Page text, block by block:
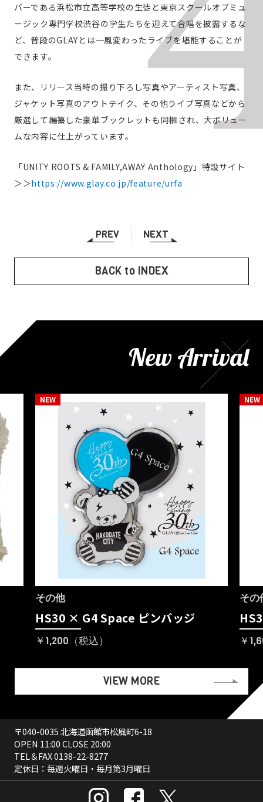
バーである浜松市立高等学校の生徒と東京スクールオブミュ
ージック専門学校渋谷の学生たちを迎えて合唱を披露するな
ど、普段のGLAYとは一風変わったライブを堪能することが
できます。
また、リリース当時の撮り下ろし写真やアーティスト写真、
ジャケット写真のアウトテイク、その他ライブ写真などから
厳選して編纂した豪華ブックレットも同梱され、大ボリュー
ムな内容に仕上がっています。
「UNITY ROOTS & FAMILY,AWAY Anthology」特設サイト
＞＞https://www.glay.co.jp/feature/urfa
PREV NEXT
BACK to INDEX
New Arrival
その他
HS30 × G4 Space ピンバッジ
￥1,200（税込）
その
￥
VIEW MORE
〒040-0035 北海道函館市松風町6-18
OPEN 11:00 CLOSE 20:00
TEL＆FAX0138-22-8277
定休日：毎週火曜日・毎月第3月曜日